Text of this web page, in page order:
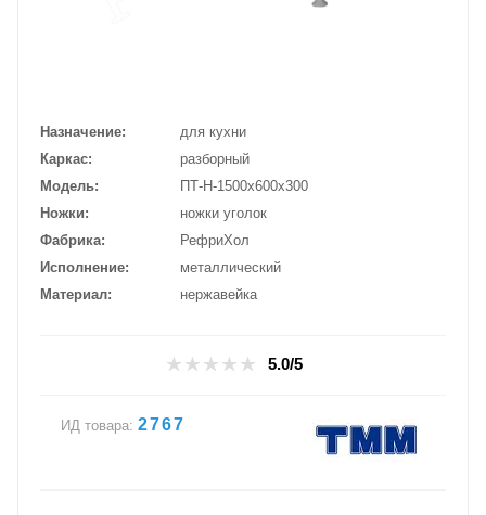
Назначение
для кухни
Каркас
разборный
Модель
ПТ-Н-1500х600х300
Ножки
ножки уголок
Фабрика
РефриХол
Исполнение
металлический
Материал
нержавейка
5.0/5
ИД товара: 2767